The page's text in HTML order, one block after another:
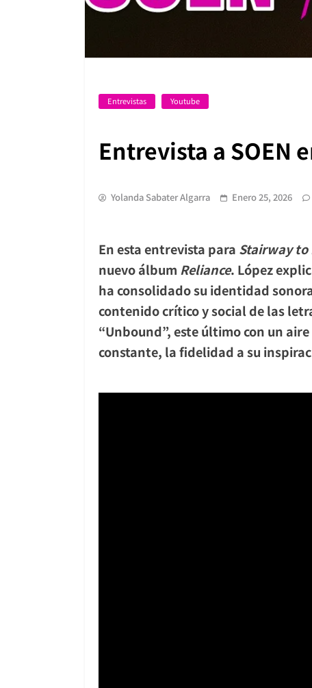
Entrevistas Youtube
Entrevista a SOEN
Yolanda Sabater Algarra Enero 25, 2026
En esta entrevista para Stairway to
nuevo álbum Reliance. López
ha consolidado su identidad
contenido crítico y social de las
“Unbound”, este último con un
constante, la fidelidad a su